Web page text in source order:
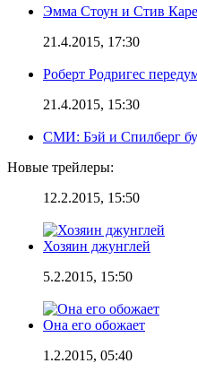
Эмма Стоун и Стив
21.4.2015, 17:30
Роберт Родригес
21.4.2015, 15:30
СМИ: Бэй и Спилберг
Новые трейлеры:
12.2.2015, 15:50
Хозяин джунглей
5.2.2015, 15:50
Она его обожает
1.2.2015, 05:40